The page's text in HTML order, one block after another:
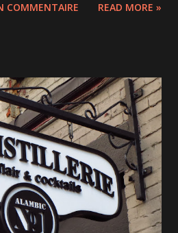
moins que les paysages étaient
était un peu gris, mais le soleil a
Un magnifique parc, parsemé
plages de sable (idée à
By Frank ;-)
COMMENTAIRE READ MORE »